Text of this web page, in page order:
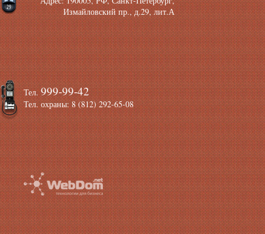
Тел.999-99-42
Тел. охраны: 8 (812) 292-65-08
Измайловский пр., д.29, лит.А